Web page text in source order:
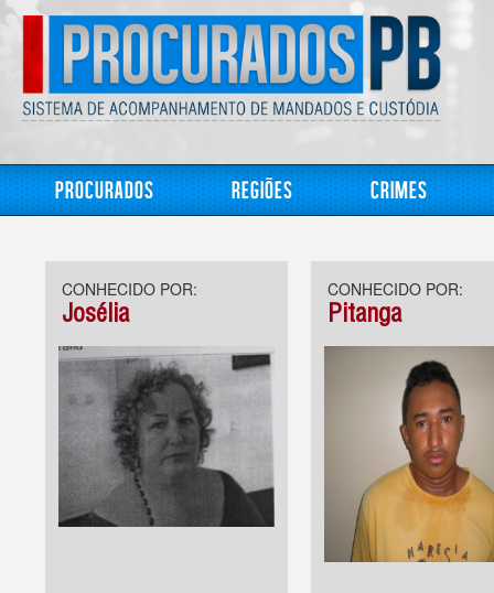
Procurados Regiões Crimes
CONHECIDO POR:
Josélia
CONHECIDO POR:
Pitanga